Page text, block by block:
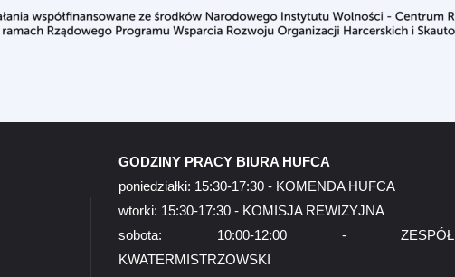
GODZINY PRACY BIURA HUFCA
poniedziałki: 15:30-17:30 - KOMENDA HUFCA
wtorki: 15:30-17:30 - KOMISJA REWIZYJNA
sobota: 10:00-12:00 - ZESPÓŁ
KWATERMISTRZOWSKI